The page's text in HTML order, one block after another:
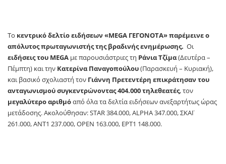
Το κεντρικό δελτίο ειδήσεων «MEGA ΓΕΓΟΝΟΤΑ» παρέμεινε ο
απόλυτος πρωταγωνιστής της βραδινής ενημέρωσης. Οι
ειδήσεις του MEGA με παρουσιάστριες τη Ράνια Τζίμα(Δευτέρα –
Πέμπτη) και την Κατερίνα Παναγοπούλου(Παρασκευή – Κυριακή),
και βασικό σχολιαστή τον Γιάννη Πρετεντέρη επικράτησαν του
ανταγωνισμού συγκεντρώνοντας 404.000 τηλεθεατές, τον
μεγαλύτερο αριθμόαπό όλα τα δελτία ειδήσεων ανεξαρτήτως ώρας
μετάδοσης. Ακολούθησαν: STAR 384.000, ALPHA 347.000, ΣΚΑΪ
261.000, ANT1 237.000, OPEN 163.000, ΕΡΤ1 148.000.